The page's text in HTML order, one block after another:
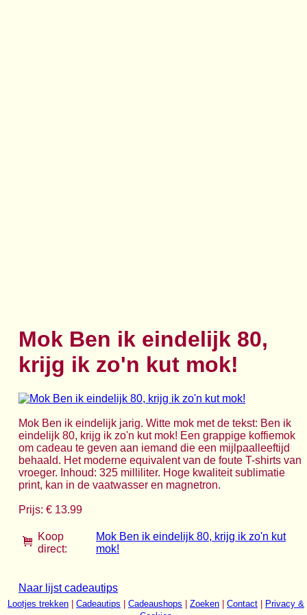
Mok Ben ik eindelijk 80,
krijg ik zo'n kut mok!
Mok Ben ik eindelijk jarig. Witte mok met de tekst: Ben ik
eindelijk 80, krijg ik zo'n kut mok! Een grappige koffiemok
om cadeau te geven aan iemand die een mijlpaalleeftijd
behaald. Het moderne equivalent van de foute T-shirts van
vroeger. Inhoud: 325 milliliter. Hoge kwaliteit sublimatie
print, kan in de vaatwasser en magnetron.
Prijs: € 13.99
Koop
direct:
Mok Ben ik eindelijk 80, krijg ik zo'n kut
mok!
Naar lijst cadeautips
Lootjes trekken Cadeautips Cadeaushops Zoeken Contact
Privacy &